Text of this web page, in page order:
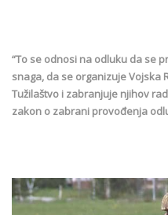
“To se odnosi na odluku da se
snaga, da se organizuje Vojska
Tužilaštvo i zabranjuje njihov
zakon o zabrani provođenja